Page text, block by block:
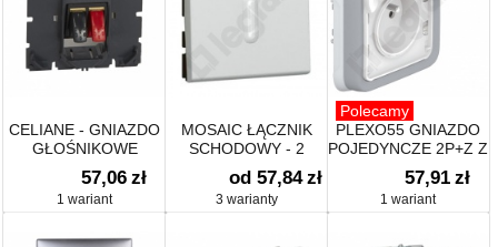
CELIANE - GNIAZDO
GŁOŚNIKOWE
POJEDYNCZE
57,06 zł
1 wariant
MOSAIC ŁĄCZNIK
SCHODOWY - 2
MODUŁY Z
MOŻLIWOŚCIĄ
PODŚWIETLENIA
od 57,84 zł
3 warianty
Polecamy
PLEXO55 GNIAZDO
POJEDYNCZE 2P+Z Z
KLAPKĄ
57,91 zł
1 wariant